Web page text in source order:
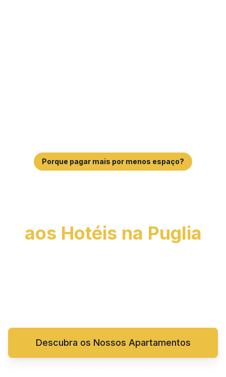
Porque pagar mais por menos espaço?
aos Hotéis na Puglia
Descubra os Nossos Apartamentos